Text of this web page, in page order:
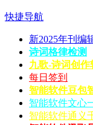
快捷导航
新2025年刊编
诗词格律检测
九歌-诗词创作
每日签到
智能软件豆包
智能软件文心
智能软件通义